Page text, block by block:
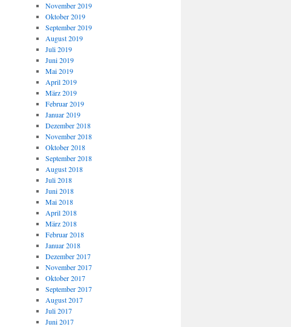
November 2019
Oktober 2019
September 2019
August 2019
Juli 2019
Juni 2019
Mai 2019
April 2019
März 2019
Februar 2019
Januar 2019
Dezember 2018
November 2018
Oktober 2018
September 2018
August 2018
Juli 2018
Juni 2018
Mai 2018
April 2018
März 2018
Februar 2018
Januar 2018
Dezember 2017
November 2017
Oktober 2017
September 2017
August 2017
Juli 2017
Juni 2017